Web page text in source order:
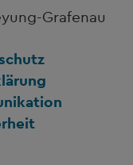
Grafenau